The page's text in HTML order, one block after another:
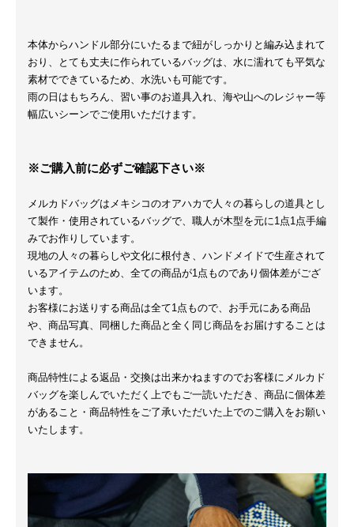
本体からハンドル部分にいたるまで紐がしっかりと編み込まれて
おり、とても丈夫に作られているバッグは、水に濡れても平気な
素材でできているため、水洗いも可能です。
雨の日はもちろん、習い事のお道具入れ、海や山へのレジャー等
幅広いシーンでご使用いただけます。
※ご購入前に必ずご確認下さい※
メルカドバッグはメキシコのオアハカで人々の暮らしの道具とし
て製作・使用されているバッグで、職人が木型を元に1点1点手編
みでお作りしています。
現地の人々の暮らしや文化に根付き、ハンドメイドで生産されて
いるアイテムのため、全ての商品が1点ものであり個体差がござ
います。
お客様にお送りする商品は全て1点もので、お手元にある商品
や、商品写真、同梱した商品と全く同じ商品をお届けすることは
できません。
商品特性による返品・交換は出来かねますのでお客様にメルカド
バッグを楽しんでいただく上でもご一読いただき、商品に個体差
があること・商品特性をご了承いただいた上でのご購入をお願い
いたします。